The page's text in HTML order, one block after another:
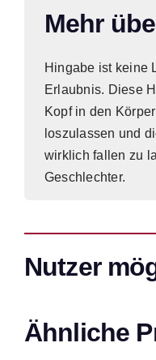
Mehr
Hingabe ist keine
Erlaubnis. Diese
Kopf in den
loszulassen und
wirklich fallen zu
Geschlechter.
Nutzer
Ähnliche